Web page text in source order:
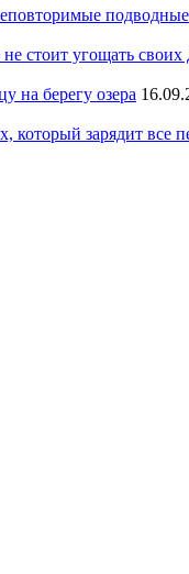
стоит угощать
на берегу озера
который зарядит все